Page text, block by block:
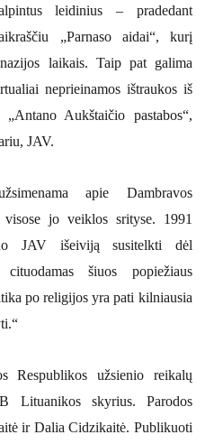
leidinius – pradedant
„Parnaso aidai“, kurį
laikais. Taip pat galima
neprieinamos ištraukos iš
Aukštaičio pastabos“,
JAV.
apie Dambravos
visose jo veiklos srityse. 1991
JAV išeiviją susitelkti dėl
cituodamas šiuos popiežiaus
po religijos yra pati kilniausia
Respublikos užsienio reikalų
Lituanikos skyrius. Parodos
ir Dalia Cidzikaitė. Publikuoti